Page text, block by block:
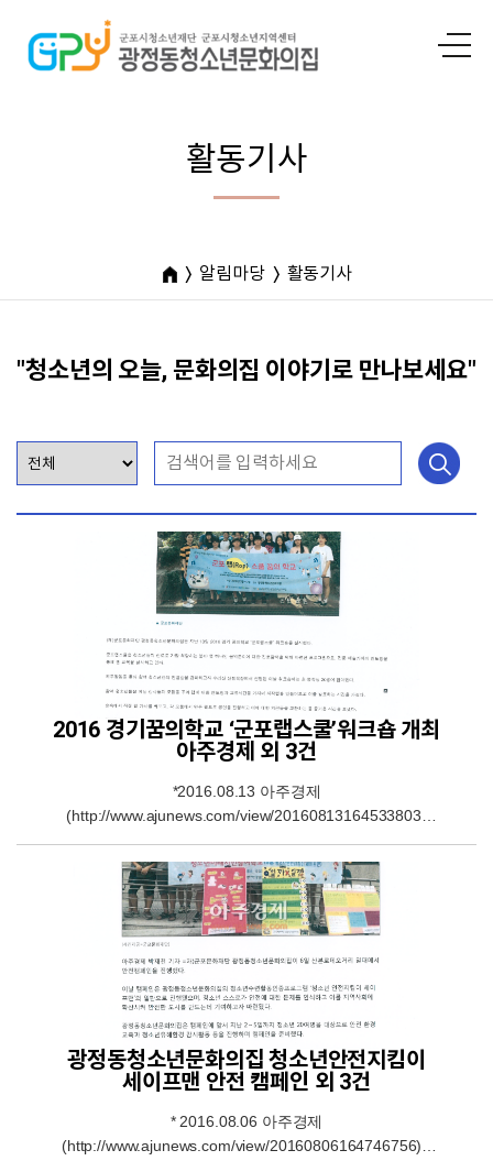
활동기사
알림마당 활동기사
"청소년의 오늘, 문화의집 이야기로 만나보세요"
2016 경기꿈의학교 ‘군포랩스쿨’워크숍 개최
아주경제 외 3건
*2016.08.13 아주경제
(http://www.ajunews.com/view/20160813164533803)
*2016.08.13 경인투데이뉴스
(http://www.ktin.net/h/contentxxx.html?
code=newsbd&idx=240667&hmidx=9) *2016.08.14 경기
일보(http://www.kyeonggi.com/?
mod=news&act=articleView&idxno=1222078)
*2016.08.15 중부일보(http://www.joongboo.com/?
mod=news&act=articleView&idxno=1096376)
광정동청소년문화의집 청소년안전지킴이
세이프맨 안전 캠페인 외 3건
* 2016.08.06 아주경제
(http://www.ajunews.com/view/20160806164746756) *